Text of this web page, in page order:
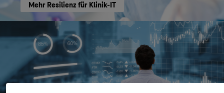
Mehr Resilienz für Klinik-IT